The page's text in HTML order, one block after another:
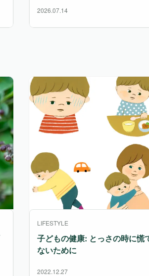
2026.07.14
LIFESTYLE
子どもの健康: とっさの時に慌
ないために
2022.12.27